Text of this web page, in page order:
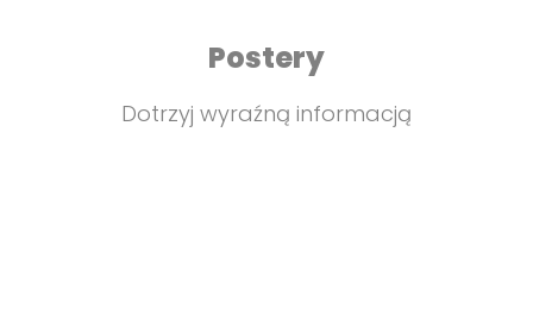
Postery
Dotrzyj wyraźną informacją